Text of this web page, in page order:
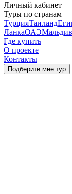
Личный кабинет
Туры по странам
ТурцияТаиланд
ЛанкаОАЭ
Где купить
О проекте
Контакты
Подберите мне тур